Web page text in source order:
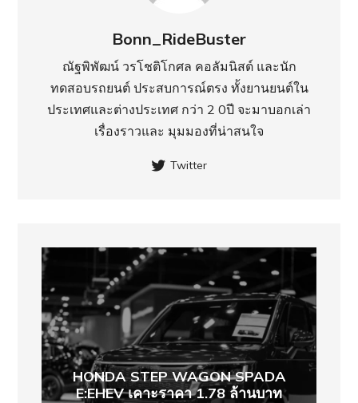
Bonn_RideBuster
ณัฐพิพัฒน์ วรโชติโกศล คอลัมนิสต์ และนัก
ทดสอบรถยนต์ ประสบการณ์ตรง ทั้งยานยนต์ใน
ประเทศ​และต่างประเทศ กว่า 2 0ปี จะมาบอกเล่า
เรื่องราวและ มุมมองที่น่าสนใจ
Twitter
HONDA STEP WAGON SPADA
E:EHEV เคาะราคา 1.78 ล้านบาท